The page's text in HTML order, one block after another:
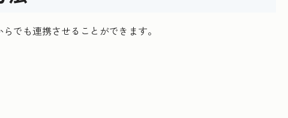
でも連携させることができます。